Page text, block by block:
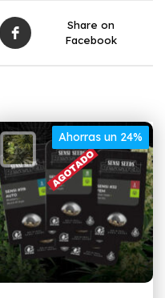
Share on
Facebook
Ahorras un 24%